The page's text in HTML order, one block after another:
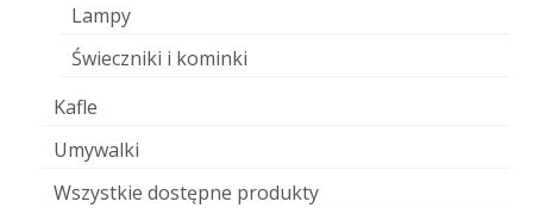
Lampy
Świeczniki i kominki
Kafle
Umywalki
Wszystkie dostępne produkty